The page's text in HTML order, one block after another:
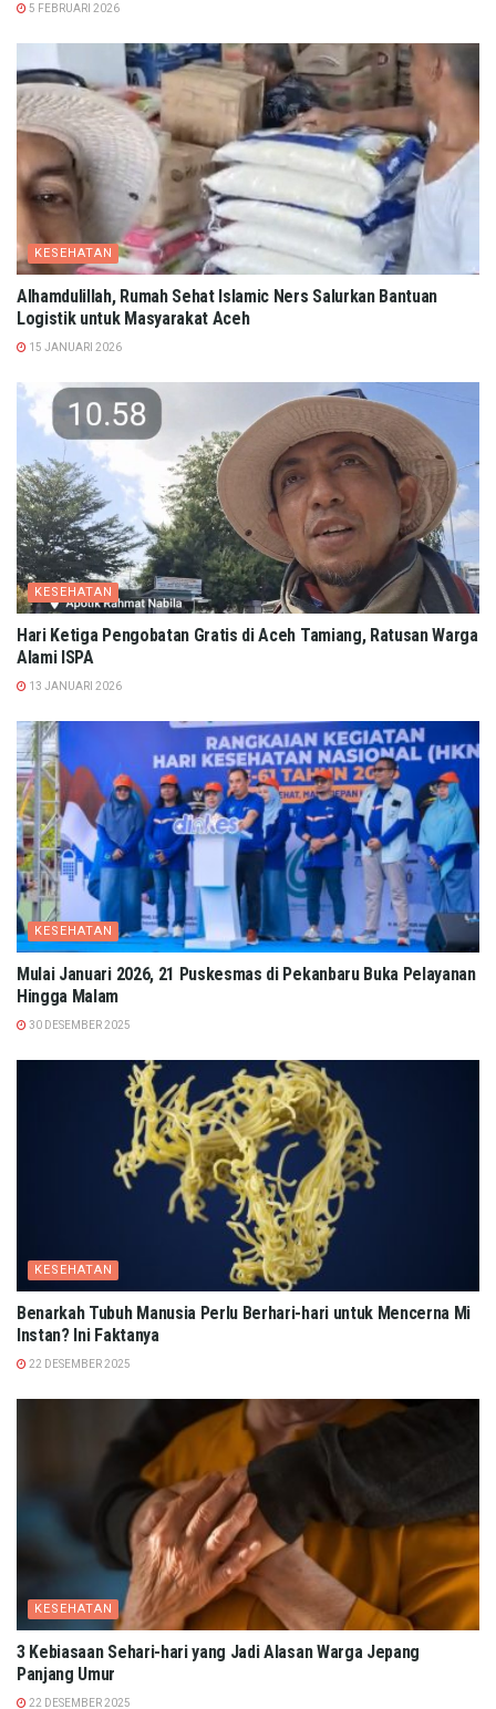
5 FEBRUARI 2026
KESEHATAN
Alhamdulillah, Rumah Sehat Islamic Ners Salurkan Bantuan
Logistik untuk Masyarakat Aceh
15 JANUARI 2026
KESEHATAN
Hari Ketiga Pengobatan Gratis di Aceh Tamiang, Ratusan Warga
Alami ISPA
13 JANUARI 2026
KESEHATAN
Mulai Januari 2026, 21 Puskesmas di Pekanbaru Buka Pelayanan
Hingga Malam
30 DESEMBER 2025
KESEHATAN
Benarkah Tubuh Manusia Perlu Berhari-hari untuk Mencerna Mi
Instan? Ini Faktanya
22 DESEMBER 2025
KESEHATAN
3 Kebiasaan Sehari-hari yang Jadi Alasan Warga Jepang
Panjang Umur
22 DESEMBER 2025